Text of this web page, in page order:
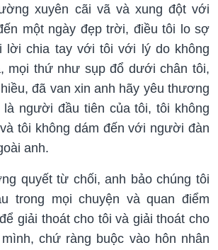
xuyên cãi vã và xung đột với
một ngày đẹp trời, điều tôi lo sợ
lời chia tay với tôi với lý do không
mọi thứ như sụp đổ dưới chân tôi,
đã van xin anh hãy yêu thương
người đầu tiên của tôi, tôi không
tôi không dám đến với người đàn
anh.
quyết từ chối, anh bảo chúng tôi
trong mọi chuyện và quan điểm
giải thoát cho tôi và giải thoát cho
chứ ràng buộc vào hôn nhân